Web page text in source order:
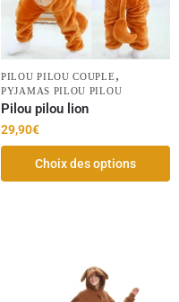
PILOU PILOU COUPLE,
PYJAMAS PILOU PILOU
Pilou pilou lion
29,90€
Choix des options